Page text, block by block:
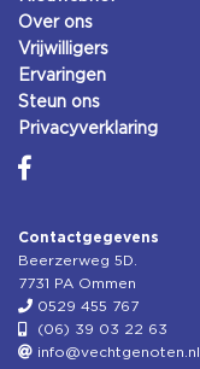
Over ons
Vrijwilligers
Ervaringen
Steun ons
Privacyverklaring
Contactgegevens
Beerzerweg 5D.
7731 PA Ommen
0529 455 767
(06) 39 03 22 63
info@vechtgenoten.nl